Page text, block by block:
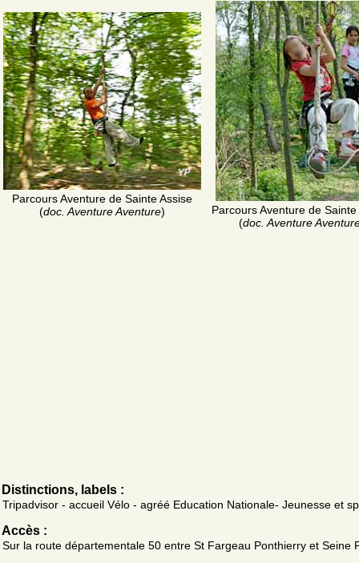
Parcours Aventure de Sainte Assise
(doc. Aventure Aventure)
Parcours Aventure de Sainte
(doc. Aventure
Distinctions, labels :
Tripadvisor - accueil Vélo - agréé Education Nationale- Jeunesse et
Accès :
Sur la route départementale 50 entre St Fargeau Ponthierry et Seine